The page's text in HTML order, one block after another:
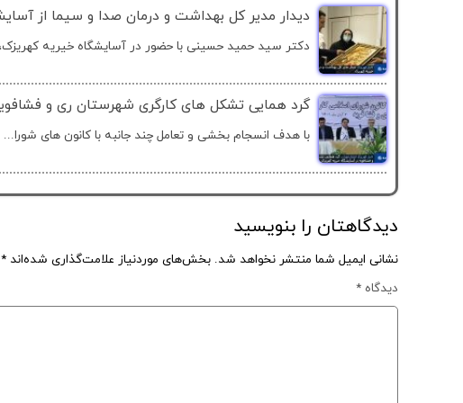
دیدار مدیر کل بهداشت و درمان صدا و سیما از
دکتر سید حمید حسینی با حضور در آسایشگاه خیریه
گرد همایی تشکل های کارگری شهرستان ری و
با هدف انسجام بخشی و تعامل چند جانبه با کانون های شورا...
دیدگاهتان را بنویسید
نشانی ایمیل شما منتشر نخواهد شد. بخش‌های موردنیاز علامت‌گذاری شده‌اند *
دیدگاه *